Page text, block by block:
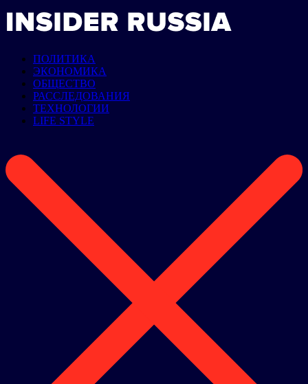
ПОЛИТИКА
ЭКОНОМИКА
ОБЩЕСТВО
РАССЛЕДОВАНИЯ
ТЕХНОЛОГИИ
LIFE STYLE